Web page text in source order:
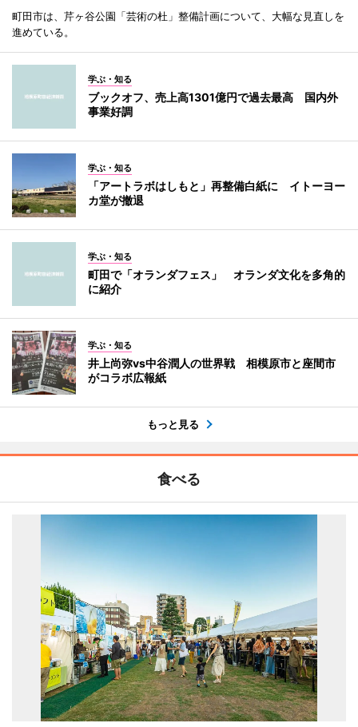
町田市は、芹ヶ谷公園「芸術の杜」整備計画について、大幅な見直しを
進めている。
学ぶ・知る
ブックオフ、売上高1301億円で過去最高 国内外
事業好調
学ぶ・知る
「アートラボはしもと」再整備白紙に イトーヨー
カ堂が撤退
学ぶ・知る
町田で「オランダフェス」 オランダ文化を多角的
に紹介
学ぶ・知る
井上尚弥vs中谷潤人の世界戦 相模原市と座間市
がコラボ広報紙
もっと見る
食べる